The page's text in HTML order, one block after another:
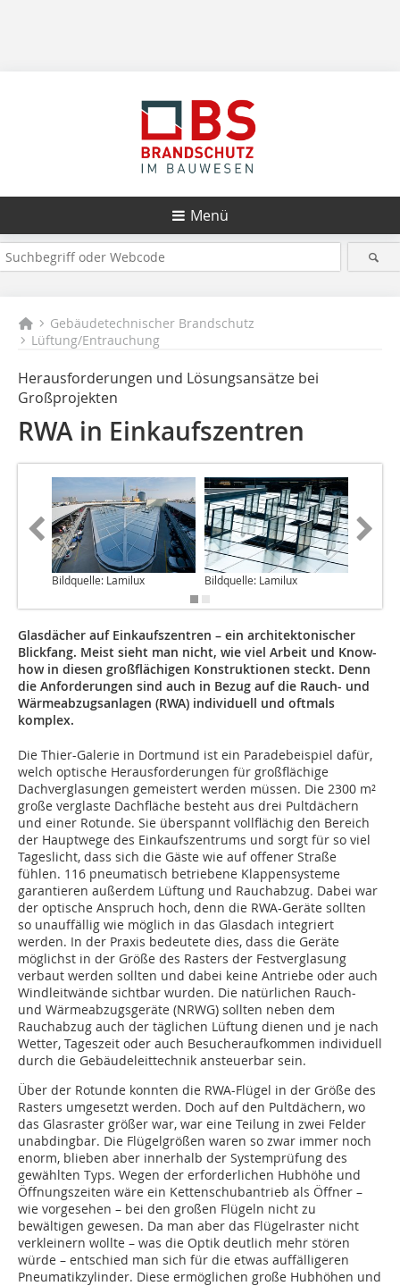
Menü
Gebäudetechnischer Brandschutz
Lüftung/Entrauchung
Herausforderungen und Lösungsansätze bei
Großprojekten
RWA in Einkaufszentren
Bildquelle: Lamilux Bildquelle: Lamilux
Glasdächer auf Einkaufszentren – ein architektonischer
Blickfang. Meist sieht man nicht, wie viel Arbeit und Know-
how in diesen großflächigen Konstruktionen steckt. Denn
die Anforderungen sind auch in Bezug auf die Rauch- und
Wärmeabzugsanlagen (RWA) individuell und oftmals
komplex.
Die Thier-Galerie in Dortmund ist ein Paradebeispiel dafür,
welch optische Herausforderungen für großflächige
Dachverglasungen gemeistert werden müssen. Die 2300 m²
große verglaste Dachfläche besteht aus drei Pultdächern
und einer Rotunde. Sie überspannt vollflächig den Bereich
der Hauptwege des Einkaufszentrums und sorgt für so viel
Tageslicht, dass sich die Gäste wie auf offener Straße
fühlen. 116 pneumatisch betriebene Klappensysteme
garantieren außerdem Lüftung und Rauchabzug. Dabei war
der optische Anspruch hoch, denn die RWA-Geräte sollten
so unauffällig wie möglich in das Glasdach integriert
werden. In der Praxis bedeutete dies, dass die Geräte
möglichst in der Größe des Rasters der Festverglasung
verbaut werden sollten und dabei keine Antriebe oder auch
Windleitwände sichtbar wurden. Die natürlichen Rauch-
und Wärmeabzugsgeräte (NRWG) sollten neben dem
Rauchabzug auch der täglichen Lüftung dienen und je nach
Wetter, Tageszeit oder auch Besucher­aufkommen individuell
durch die Gebäudeleittechnik ansteuerbar sein.
Über der Rotunde konnten die RWA-Flügel in der Größe des
Rasters umgesetzt werden. Doch auf den Pultdächern, wo
das Glasraster größer war, war eine Teilung in zwei Felder
unabdingbar. Die Flügelgrößen waren so zwar immer noch
enorm, blieben aber innerhalb der Systemprüfung des
gewählten Typs. Wegen der erforderlichen Hubhöhe und
Öffnungszeiten wäre ein Kettenschubantrieb als Öffner –
wie vorgesehen – bei den großen Flügeln nicht zu
bewältigen gewesen. Da man aber das Flügelraster nicht
verkleinern wollte – was die Optik deutlich mehr stören
würde – entschied man sich für die etwas auffälligeren
Pneumatikzylinder. Diese ermöglichen große Hubhöhen und